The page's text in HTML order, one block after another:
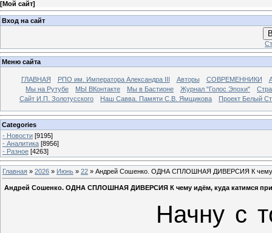
[Мой сайт]
Вход на сайт
Меню сайта
ГЛАВНАЯ РПО им. Императора Александра III Авторы СОВРЕМЕННИКИ
Мы на Рутубе
МЫ ВКонтакте Мы в Бастионе Журнал "Голос Эпохи"
Сайт И.П. Золотусского
Наш Савва. Памяти С.В. Ямщикова Проект Белый
Categories
- Новости [9195]
- Аналитика [8956]
- Разное [4263]
Главная » 2026 » Июнь » 22 » Андрей Сошенко. ОДНА СПЛОШНАЯ ДИВЕРСИЯ К чему
Андрей Сошенко. ОДНА СПЛОШНАЯ ДИВЕРСИЯ К чему идём, куда катимся при
Начну с